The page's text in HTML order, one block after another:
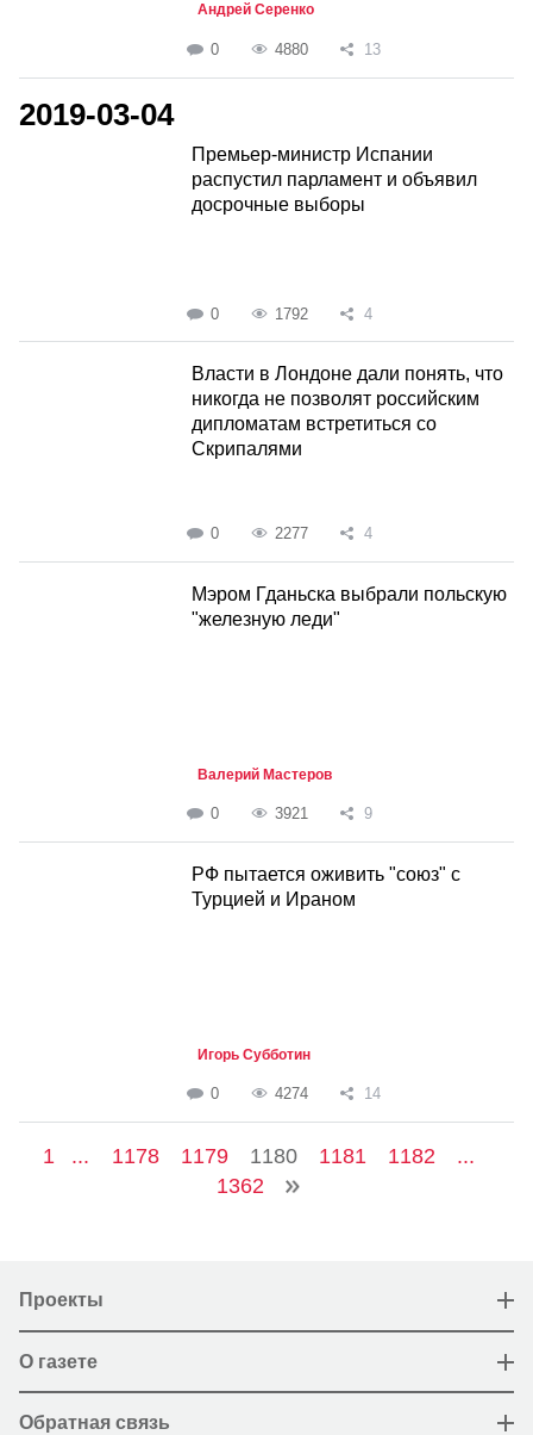
Андрей Серенко
0 4880 13
2019-03-04
Премьер-министр Испании
распустил парламент и объявил
досрочные выборы
0 1792 4
Власти в Лондоне дали понять, что
никогда не позволят российским
дипломатам встретиться со
Скрипалями
0 2277 4
Мэром Гданьска выбрали польскую
"железную леди"
Валерий Мастеров
0 3921 9
РФ пытается оживить "союз" с
Турцией и Ираном
Игорь Субботин
0 4274 14
1 ... 1178 1179 1180 1181 1182
...
1362
Проекты
О газете
Обратная связь